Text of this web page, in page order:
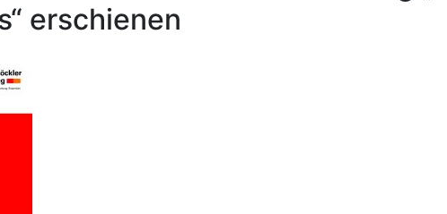
erschienen